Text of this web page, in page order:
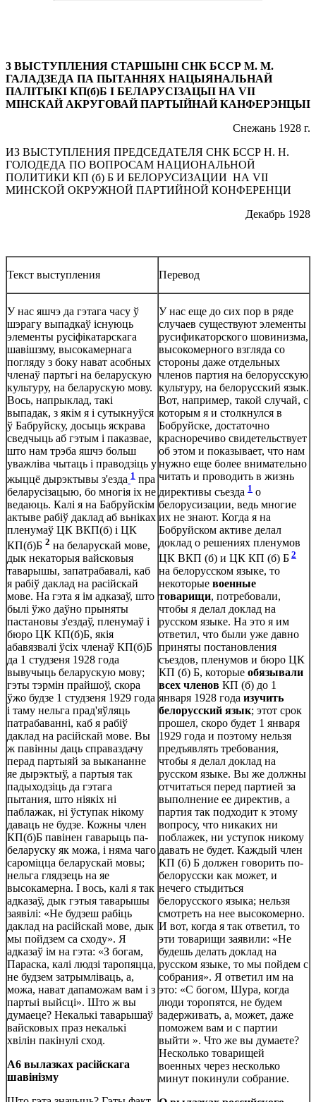
3 ВЫСТУПЛЕНИЯ СТАРШЫНІ СНК БССР М. М.
ГАЛАДЗЕДА ПА ПЫТАННЯХ НАЦЫЯНАЛЬНАЙ
ПАЛІТЫКІ КП(б)Б I БЕЛАРУСІЗАЦЫІ НА VII
МІНСКАЙ АКРУГОВАЙ ПАРТЫЙНАЙ КАНФЕРЭНЦЫІ
Снежань 1928 г.
ИЗ ВЫСТУПЛЕНИЯ ПРЕДСЕДАТЕЛЯ СНК БССР Н. Н.
ГОЛОДЕДА ПО ВОПРОСАМ НАЦИОНАЛЬНОЙ
ПОЛИТИКИ КП (б) Б И БЕЛОРУСИЗАЦИИ НА VII
МИНСКОЙ ОКРУЖНОЙ ПАРТИЙНОЙ КОНФЕРЕНЦИ
Декабрь 1928
Текст выступления Перевод
У нас яшчэ да гэтага часу ў
шэрагу выпадкаў існуюць
элементы русіфікатарскага
шавішзму, высокамернага
погляду з боку нават асобных
членаў партьгі на беларускую
культуру, на беларускую мову.
Вось, напрыклад, такі
выпадак, з якім я і сутыкнуўся
ў Бабруйску, досыць яскрава
сведчыць аб гэтым і паказвае,
што нам трэба яшчэ больш
уважліва чытаць і праводзіць у
жыццё дырэктывы з'езда 1 пра
беларусізацыю, бо многія іх не
ведаюць. Калі я на Бабруйскім
актыве рабіў даклад аб вьніках
пленумаў ЦК ВКП(б) і ЦК
КП(б)Б 2 на беларускай мове,
дык некаторыя вайсковыя
таварышы, запатрабавалі, каб
я рабіў даклад на расійскай
мове. На гэта я ім адказаў, што
былі ўжо даўно прыняты
пастановы з'ездаў, пленумаў і
бюро ЦК КП(б)Б, якія
абавязвалі ўсіх членаў КП(б)Б
да 1 студзеня 1928 года
вывучыць беларускую мову;
гэты тэрмін прайшоў, скора
ўжо будзе 1 студзеня 1929 года
і таму нельга прад'яўляць
патрабаванні, каб я рабіў
даклад на расійскай мове. Вы
ж павінны даць справаздачу
перад партыяй за выкананне
яе дырэктыў, а партыя так
падыходзіць да гэтага
пытания, што ніякіх ні
паблажак, ні ўступак нікому
даваць не будзе. Кожны член
КП(б)Б павінен гаварыць па-
беларуску як можа, і няма чаго
сароміцца беларускай мовы;
нельга глядзець на яе
высокамерна. I вось, калі я так
адказаў, дык гэтыя таварышы
заявілі: «Не будзеш рабіць
даклад на расійскай мове, дык
мы пойдзем са сходу». Я
адказаў ім на гэта: «З богам,
Параска, калі людзі таропяцца,
не будзем затрымліваць, а,
можа, нават дапаможам вам і з
партыі выйсці». Што ж вы
думаеце? Некалькі таварышаў
вайсковых праз некалькі
хвілін пакінулі сход.
А6 вылазках расійскага
шавінізму
У нас еще до сих пор в ряде
случаев существуют элементы
русификаторского шовинизма,
высокомерного взгляда со
стороны даже отдельных
членов партия на белорусскую
культуру, на белорусский язык.
Вот, например, такой случай, с
которым я и столкнулся в
Бобруйске, достаточно
красноречиво свидетельствует
об этом и показывает, что нам
нужно еще более внимательно
читать и проводить в жизнь
директивы съезда 1 о
белорусизации, ведь многие
их не знают. Когда я на
Бобруйском активе делал
доклад о решениях пленумов
ЦК ВКП (б) и ЦК КП (б) Б 2
на белорусском языке, то
некоторые военные
товарищи, потребовали,
чтобы я делал доклад на
русском языке. На это я им
ответил, что были уже давно
приняты постановления
съездов, пленумов и бюро ЦК
КП (б) Б, которые обязывали
всех членов КП (б) до 1
января 1928 года изучить
белорусский язык; этот срок
прошел, скоро будет 1 января
1929 года и поэтому нельзя
предъявлять требования,
чтобы я делал доклад на
русском языке. Вы же должны
отчитаться перед партией за
выполнение ее директив, а
партия так подходит к этому
вопросу, что никаких ни
поблажек, ни уступок никому
давать не будет. Каждый член
КП (б) Б должен говорить по-
белорусски как может, и
нечего стыдиться
белорусского языка; нельзя
смотреть на нее высокомерно.
И вот, когда я так ответил, то
эти товарищи заявили: «Не
будешь делать доклад на
русском языке, то мы пойдем с
собрания». Я ответил им на
это: «С богом, Шура, когда
люди торопятся, не будем
задерживать, а, может, даже
поможем вам и с партии
выйти ». Что же вы думаете?
Несколько товарищей
военных через несколько
минут покинули собрание.